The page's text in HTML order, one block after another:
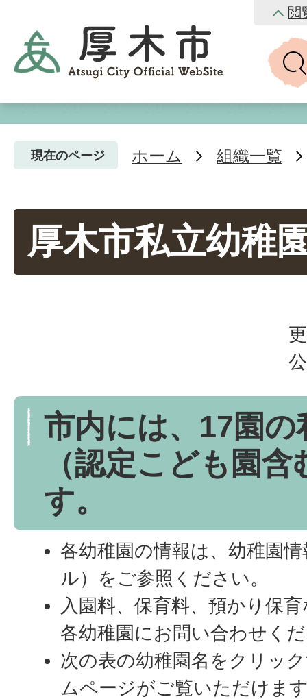
閲
現在のページ ホーム 組織一覧
厚木市私立幼稚
市内には、17園の
（認定こども園
す。
各幼稚園の情報は、幼稚園
ル）をご参照ください。
入園料、保育料、預かり保
各幼稚園にお問い合わせく
次の表の幼稚園名をクリッ
ムページがご覧いただけま